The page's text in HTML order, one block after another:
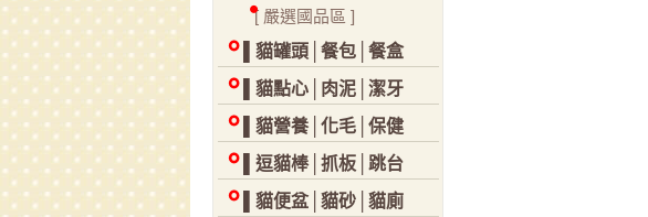
[ 嚴選國品區 ]
▌貓罐頭│餐包│餐盒
▌貓點心│肉泥│潔牙
▌貓營養│化毛│保健
▌逗貓棒│抓板│跳台
▌貓便盆│貓砂│貓廁